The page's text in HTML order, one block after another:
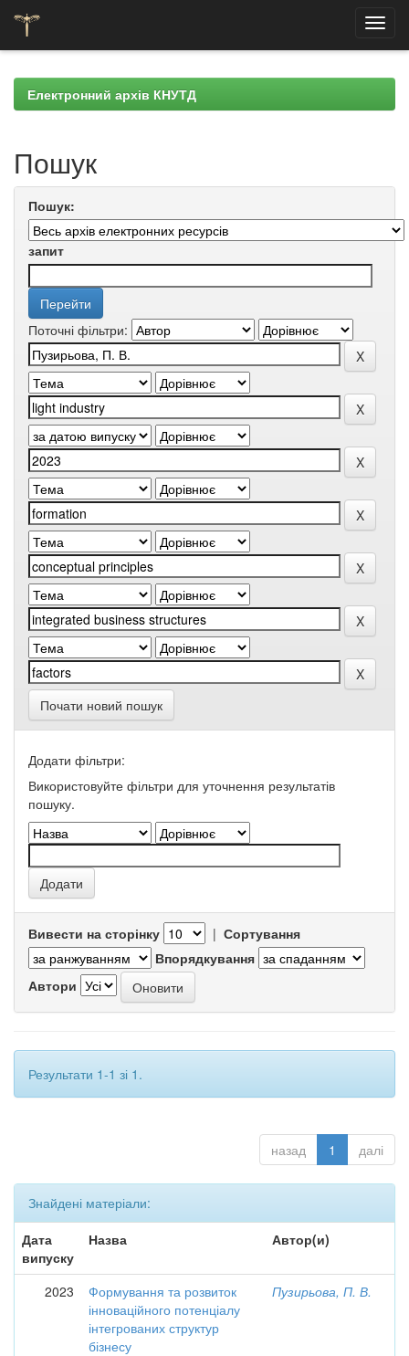
navigationЕлектронний архів КНУТД
Пошук
Пошук:
запит
Поточні фільтри:
Почати новий пошук
Додати фільтри:
Використовуйте фільтри для уточнення результатів
пошуку.
Вивести на сторінку | Сортування
Впорядкування
Автори
Результати 1-1 зі 1.
назад 1 далі
Знайдені матеріали:
Дата
випуску
Назва Автор(и)
2023
Формування та розвиток
інноваційного потенціалу
інтегрованих структур
бізнесу
Пузирьова, П. В.